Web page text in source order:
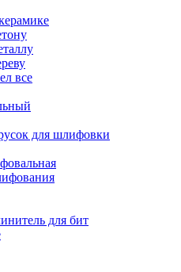
все
для шлифовки
для бит